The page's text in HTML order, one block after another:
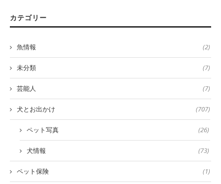
カテゴリー
魚情報 (2)
未分類 (7)
芸能人 (7)
犬とお出かけ (707)
ペット写真 (26)
犬情報 (73)
ペット保険 (1)